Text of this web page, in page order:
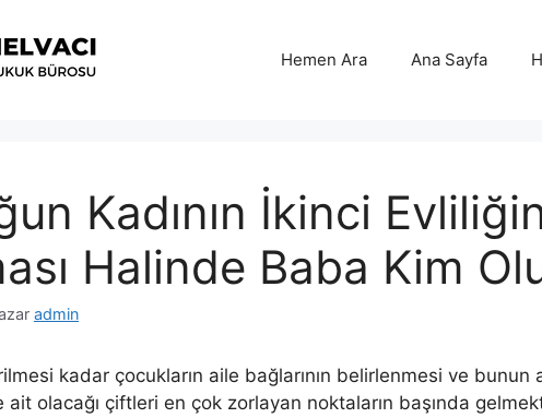
Hemen Ara Ana Sayfa
Kadının İkinci
Halinde Baba Kim
admin
kadar çocukların aile bağlarının belirlenmesi ve bunun
ait olacağı çiftleri en çok zorlayan noktaların başında